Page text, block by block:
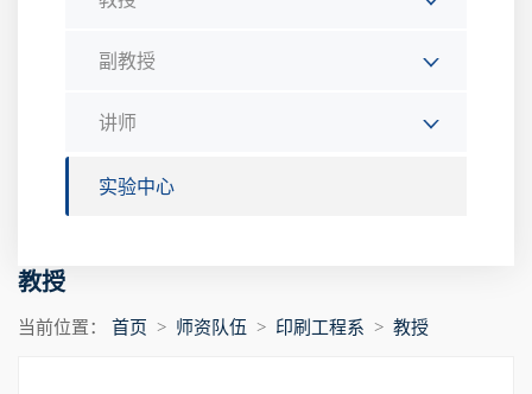
副教授
讲师
实验中心
教授
当前位置： 首页 > 师资队伍 > 印刷工程系 > 教授